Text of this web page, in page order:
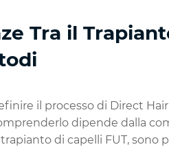
Tra il
il processo di Direct
dipende dalla
di capelli FUT, sono